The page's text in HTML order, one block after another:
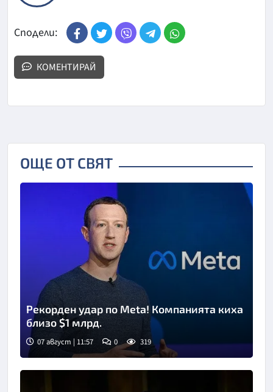
Сподели:
КОМЕНТИРАЙ
ОЩЕ ОТ СВЯТ
Рекорден удар по Meta! Компанията киха
близо $1 млрд.
07 август | 11:57 0 319